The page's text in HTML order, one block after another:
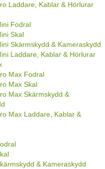
Laddare, Kablar & Hörlurar
Fodral
Skal
Skärmskydd & Kameraskydd
Laddare, Kablar & Hörlurar
Max Fodral
Max Skal
Max Skärmskydd &
Max Laddare, Kablar &
& Kameraskydd